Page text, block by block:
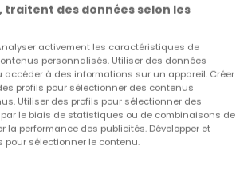
traitent des données selon les
activement les caractéristiques de
personnalisés. Utiliser des données
à des informations sur un appareil. Créer
profils pour sélectionner des contenus
Utiliser des profils pour sélectionner des
le biais de statistiques ou de combinaisons de
performance des publicités. Développer et
pour sélectionner le contenu.